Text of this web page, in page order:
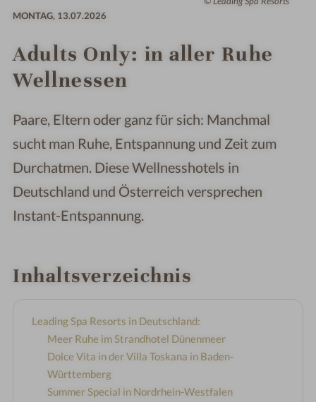
MONTAG, 13.07.2026
Adults Only: in aller Ruhe
Wellnessen
Paare, Eltern oder ganz für sich: Manchmal
sucht man Ruhe, Entspannung und Zeit zum
Durchatmen. Diese Wellnesshotels in
Deutschland und Österreich versprechen
Instant-Entspannung.
Inhaltsverzeichnis
Leading Spa Resorts in Deutschland:
Meer Ruhe im Strandhotel Dünenmeer
Dolce Vita in der Villa Toskana in Baden-
Württemberg
Summer Special in Nordrhein-Westfalen